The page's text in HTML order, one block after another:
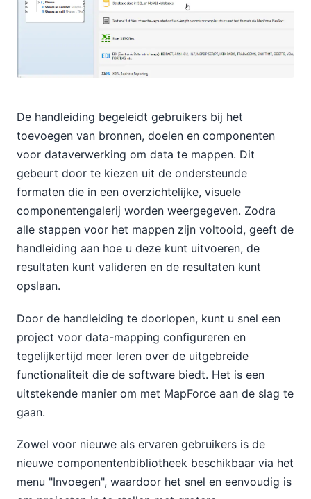
De handleiding begeleidt gebruikers bij het
toevoegen van bronnen, doelen en componenten
voor dataverwerking om data te mappen. Dit
gebeurt door te kiezen uit de ondersteunde
formaten die in een overzichtelijke, visuele
componentengalerij worden weergegeven. Zodra
alle stappen voor het mappen zijn voltooid, geeft de
handleiding aan hoe u deze kunt uitvoeren, de
resultaten kunt valideren en de resultaten kunt
opslaan.
Door de handleiding te doorlopen, kunt u snel een
project voor data-mapping configureren en
tegelijkertijd meer leren over de uitgebreide
functionaliteit die de software biedt. Het is een
uitstekende manier om met MapForce aan de slag te
gaan.
Zowel voor nieuwe als ervaren gebruikers is de
nieuwe componentenbibliotheek beschikbaar via het
menu "Invoegen", waardoor het snel en eenvoudig is